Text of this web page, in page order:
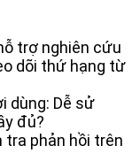
trợ nghiên cứu
dõi thứ hạng từ
dùng: Dễ sử
đủ?
phản hồi trên